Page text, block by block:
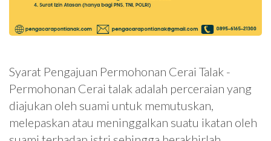
Syarat Pengajuan Permohonan Cerai Talak -
Permohonan Cerai talak adalah perceraian yang
diajukan oleh suami untuk memutuskan,
melepaskan atau meninggalkan suatu ikatan oleh